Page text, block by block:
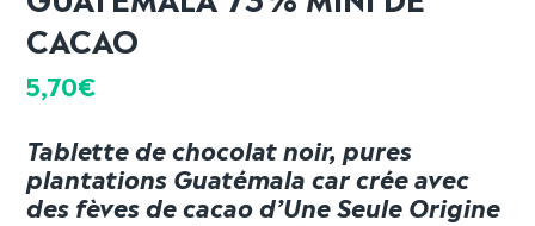
CACAO
5,70€
Tablette de chocolat noir, pures
plantations Guatémala car crée avec
des fèves de cacao d’Une Seule Origine